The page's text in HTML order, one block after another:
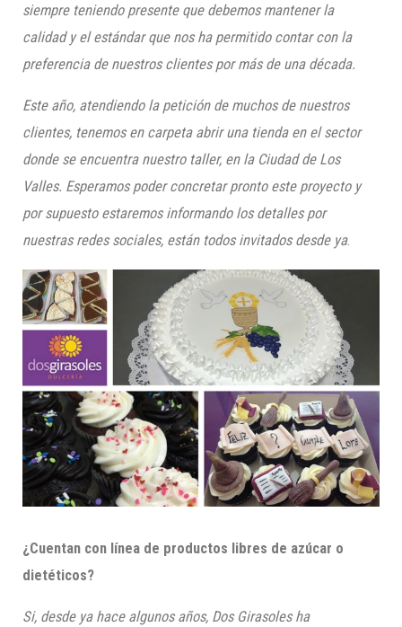
siempre teniendo presente que debemos mantener la
calidad y el estándar que nos ha permitido contar con la
preferencia de nuestros clientes por más de una década.
Este año, atendiendo la petición de muchos de nuestros
clientes, tenemos en carpeta abrir una tienda en el sector
donde se encuentra nuestro taller, en la Ciudad de Los
Valles. Esperamos poder concretar pronto este proyecto y
por supuesto estaremos informando los detalles por
nuestras redes sociales, están todos invitados desde ya.
¿Cuentan con línea de productos libres de azúcar o
dietéticos?
Si, desde ya hace algunos años, Dos Girasoles ha